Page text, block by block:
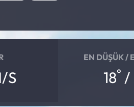
S
EN DÜŞÜK /
18° /